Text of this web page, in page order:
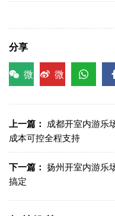
分享
微
微
上一篇： 成都开室内游乐
成本可控全程支持
下一篇： 扬州开室内游乐
搞定